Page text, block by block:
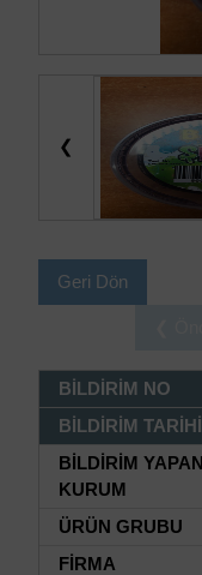
❮
Geri Dön
BİLDİRİM NO
BİLDİRİM TARİHİ
BİLDİRİM YAPAN
KURUM
ÜRÜN GRUBU
FİRMA